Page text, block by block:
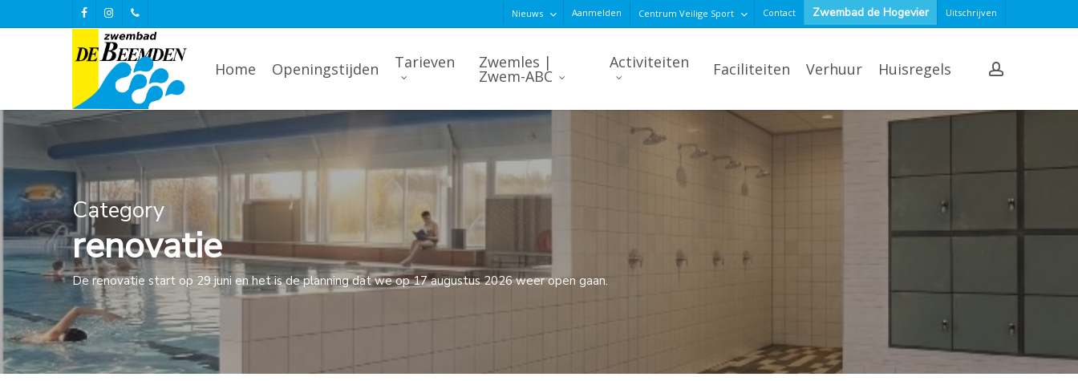
main
facebookinstagramphone
Nieuws Aanmelden Centrum Veilige Sport Contact Zwembad de Hogevier Uitschrijven
Home Openingstijden Tarieven Zwemles |
Zwem-ABC
Activiteiten Faciliteiten Verhuur Huisregels account
Category
renovatie
De renovatie start op 29 juni en het is de planning dat we op 17 augustus 2026 weer open gaan.